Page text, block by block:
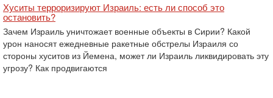
Хуситы терроризируют Израиль: есть ли способ это
остановить?
Зачем Израиль уничтожает военные объекты в Сирии? Какой
урон наносят ежедневные ракетные обстрелы Израиля со
стороны хуситов из Йемена, может ли Израиль ликвидировать эту
угрозу? Как продвигаются